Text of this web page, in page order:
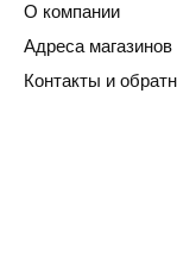
О компании
Адреса магазинов
Контакты и